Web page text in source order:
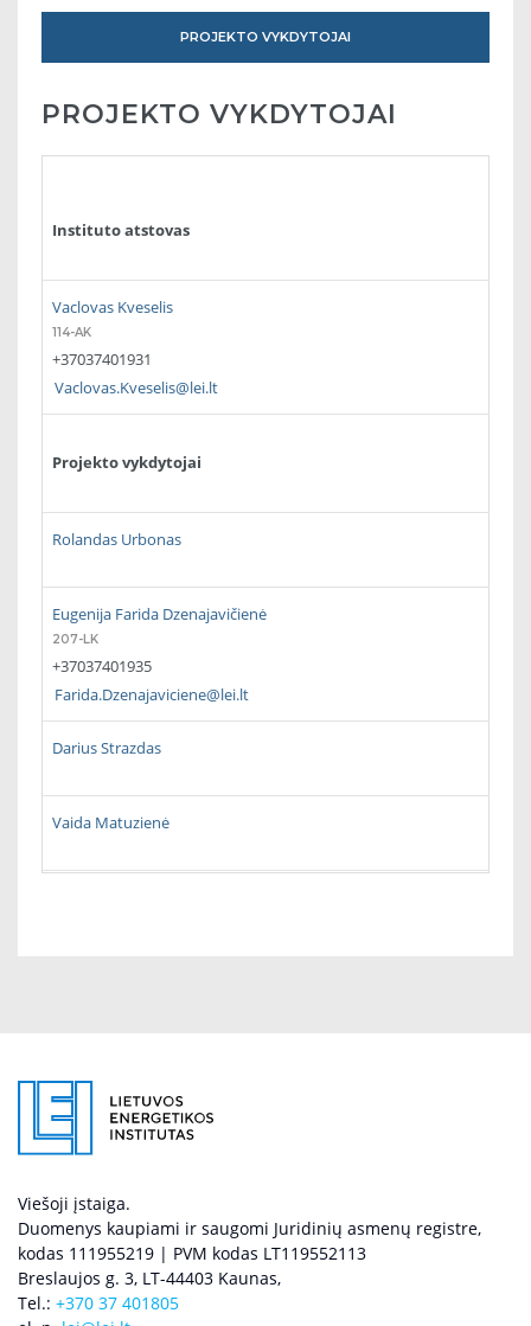
PROJEKTO VYKDYTOJAI
PROJEKTO VYKDYTOJAI
Instituto atstovas
Vaclovas Kveselis
114-AK
+37037401931
Vaclovas.Kveselis@lei.lt
Projekto vykdytojai
Rolandas Urbonas
Eugenija Farida Dzenajavičienė
207-LK
+37037401935
Farida.Dzenajaviciene@lei.lt
Darius Strazdas
Vaida Matuzienė
Viešoji įstaiga.
Duomenys kaupiami ir saugomi Juridinių asmenų registre,
kodas 111955219 | PVM kodas LT119552113
Breslaujos g. 3, LT-44403 Kaunas,
Tel.: +370 37 401805